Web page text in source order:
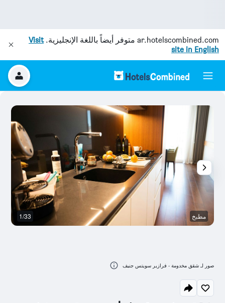
ar.hotelscombined.com متوفر أيضاً باللغة الإنجليزية.Visit
site in English
مطبخ 1/33
صور لـ شقق مخدومة - فرازير سويتس جنيف